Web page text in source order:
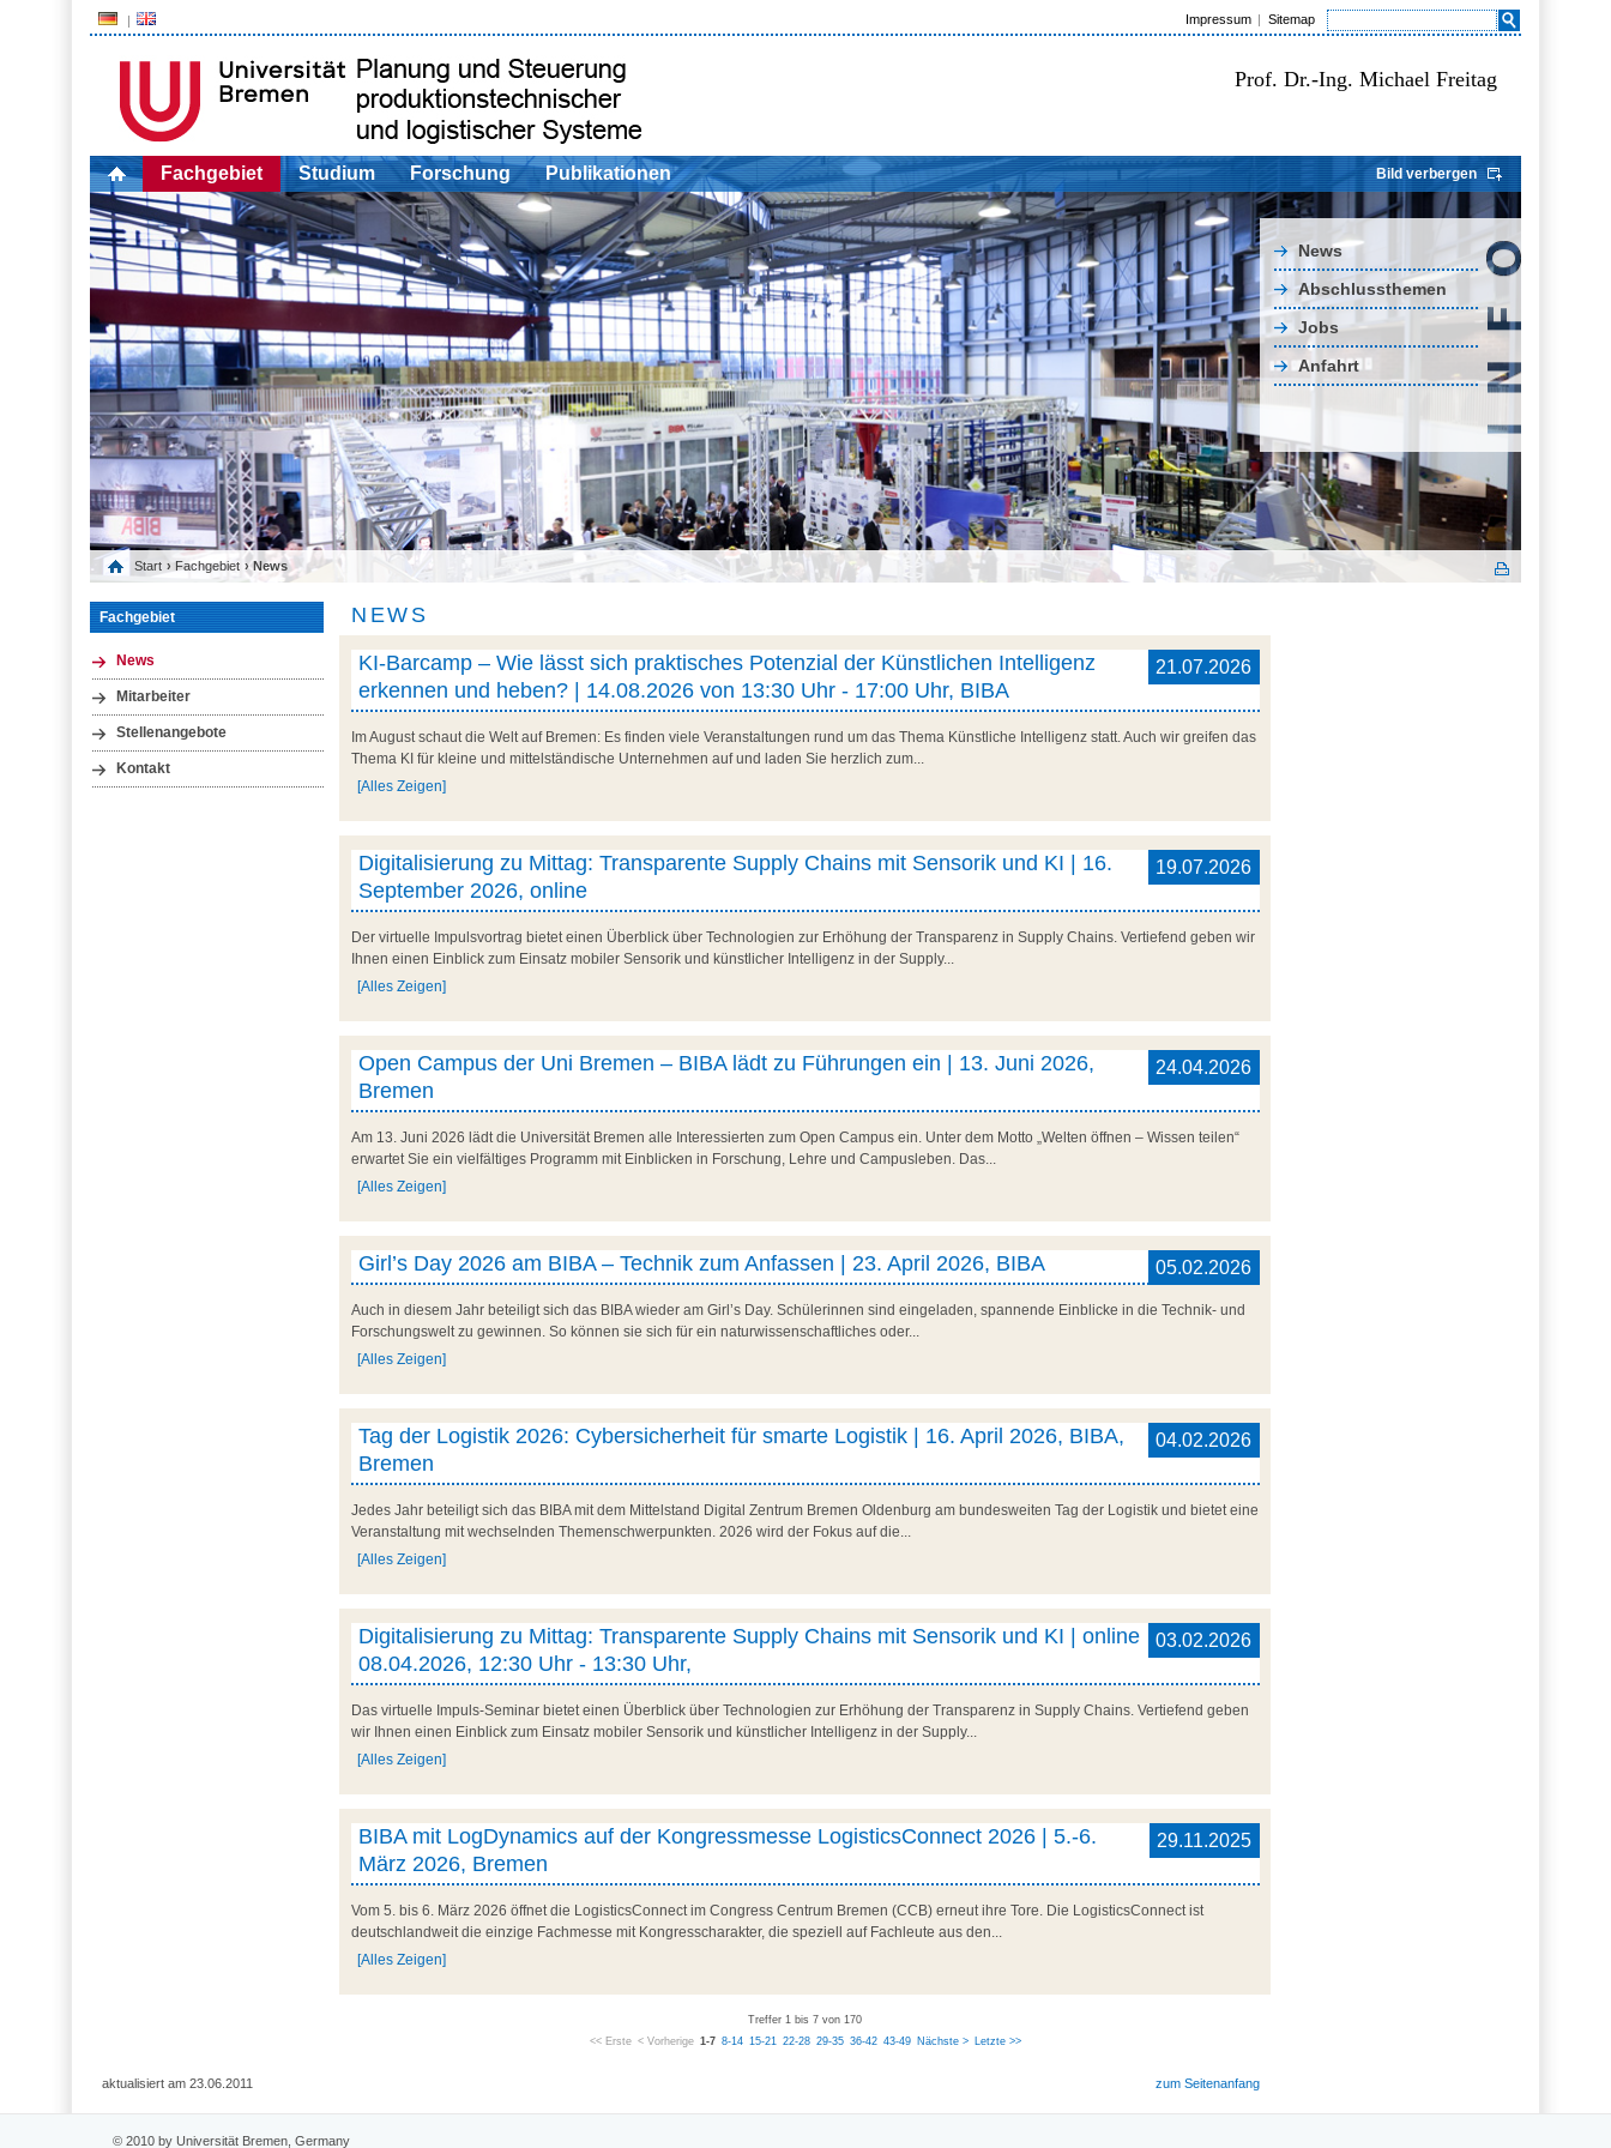
Impressum Sitemap
Prof. Dr.-Ing. Michael Freitag
Fachgebiet Studium Forschung Publikationen Bild verbergen
News
Abschlussthemen
Jobs
Anfahrt
Start › Fachgebiet › News
Fachgebiet
News
Mitarbeiter
Stellenangebote
Kontakt
NEWS
21.07.2026
KI-Barcamp – Wie lässt sich praktisches Potenzial der Künstlichen Intelligenz
erkennen und heben? | 14.08.2026 von 13:30 Uhr - 17:00 Uhr, BIBA
Im August schaut die Welt auf Bremen: Es finden viele Veranstaltungen rund um das Thema Künstliche Intelligenz statt. Auch wir greifen das
Thema KI für kleine und mittelständische Unternehmen auf und laden Sie herzlich zum...
[Alles Zeigen]
19.07.2026
Digitalisierung zu Mittag: Transparente Supply Chains mit Sensorik und KI | 16.
September 2026, online
Der virtuelle Impulsvortrag bietet einen Überblick über Technologien zur Erhöhung der Transparenz in Supply Chains. Vertiefend geben wir
Ihnen einen Einblick zum Einsatz mobiler Sensorik und künstlicher Intelligenz in der Supply...
[Alles Zeigen]
24.04.2026
Open Campus der Uni Bremen – BIBA lädt zu Führungen ein | 13. Juni 2026,
Bremen
Am 13. Juni 2026 lädt die Universität Bremen alle Interessierten zum Open Campus ein. Unter dem Motto „Welten öffnen – Wissen teilen“
erwartet Sie ein vielfältiges Programm mit Einblicken in Forschung, Lehre und Campusleben. Das...
[Alles Zeigen]
05.02.2026
Girl’s Day 2026 am BIBA – Technik zum Anfassen | 23. April 2026, BIBA
Auch in diesem Jahr beteiligt sich das BIBA wieder am Girl’s Day. Schülerinnen sind eingeladen, spannende Einblicke in die Technik- und
Forschungswelt zu gewinnen. So können sie sich für ein naturwissenschaftliches oder...
[Alles Zeigen]
04.02.2026
Tag der Logistik 2026: Cybersicherheit für smarte Logistik | 16. April 2026, BIBA,
Bremen
Jedes Jahr beteiligt sich das BIBA mit dem Mittelstand Digital Zentrum Bremen Oldenburg am bundesweiten Tag der Logistik und bietet eine
Veranstaltung mit wechselnden Themenschwerpunkten. 2026 wird der Fokus auf die...
[Alles Zeigen]
03.02.2026
Digitalisierung zu Mittag: Transparente Supply Chains mit Sensorik und KI | online
08.04.2026, 12:30 Uhr - 13:30 Uhr,
Das virtuelle Impuls-Seminar bietet einen Überblick über Technologien zur Erhöhung der Transparenz in Supply Chains. Vertiefend geben
wir Ihnen einen Einblick zum Einsatz mobiler Sensorik und künstlicher Intelligenz in der Supply...
[Alles Zeigen]
29.11.2025
BIBA mit LogDynamics auf der Kongressmesse LogisticsConnect 2026 | 5.-6.
März 2026, Bremen
Vom 5. bis 6. März 2026 öffnet die LogisticsConnect im Congress Centrum Bremen (CCB) erneut ihre Tore. Die LogisticsConnect ist
deutschlandweit die einzige Fachmesse mit Kongresscharakter, die speziell auf Fachleute aus den...
[Alles Zeigen]
Treffer 1 bis 7 von 170
<< Erste < Vorherige 1-7 8-14 15-21 22-28 29-35 36-42 43-49 Nächste > Letzte >>
aktualisiert am 23.06.2011 zum Seitenanfang
© 2010 by Universität Bremen, Germany